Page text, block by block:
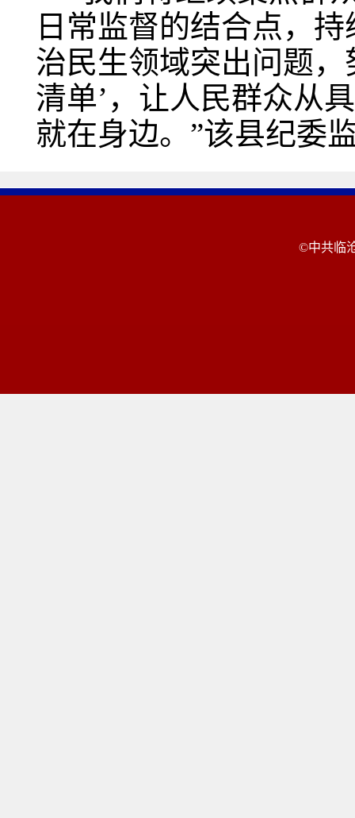
日常监督的结合点，
治民生领域突出问题，
清单’，让人民群众从
就在身边。”该县纪委
©中共临